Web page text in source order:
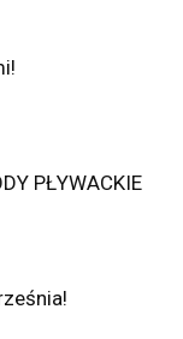
PŁYWACKIE